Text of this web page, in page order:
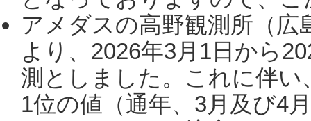
アメダスの高野観測所（
より、2026年3月1日から
測としました。これに伴い
1位の値（通年、3月及び4